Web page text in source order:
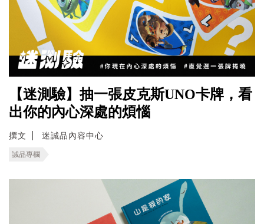
【迷測驗】抽一張皮克斯UNO卡牌，看
出你的內心深處的煩惱
撰文 迷誠品內容中心
誠品專欄